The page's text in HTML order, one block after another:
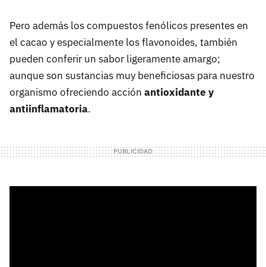
Pero además los compuestos fenólicos presentes en
el cacao y especialmente los flavonoides, también
pueden conferir un sabor ligeramente amargo;
aunque son sustancias muy beneficiosas para nuestro
organismo ofreciendo acción antioxidante y
antiinflamatoria.